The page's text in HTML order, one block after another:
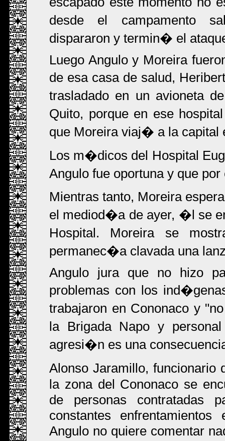
desde el campamento
dispararon y termin� el
Luego Angulo y Moreira
de esa casa de salud,
trasladado en un avioneta
Quito, porque en ese
que Moreira viaj� a la capital
Los m�dicos del Hospital
Angulo fue oportuna y que
Mientras tanto, Moreira
el mediod�a de ayer, �l se
Hospital. Moreira se
permanec�a clavada una
Angulo jura que no hizo
problemas con los
trabajaron en Cononaco y
la Brigada Napo y
agresi�n es una
Alonso Jaramillo,
la zona del Cononaco se
de personas contratadas
constantes
Angulo no quiere comentar